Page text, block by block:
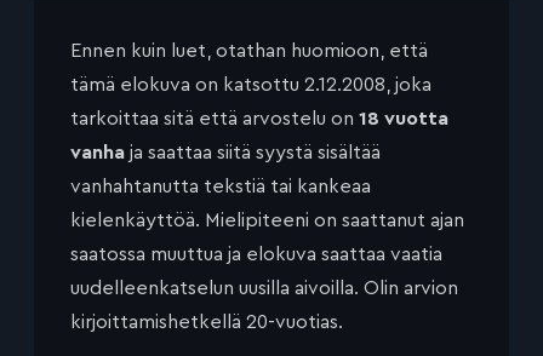
Ennen kuin luet, otathan huomioon, että
tämä elokuva on katsottu 2.12.2008, joka
tarkoittaa sitä että arvostelu on 18 vuotta
vanha ja saattaa siitä syystä sisältää
vanhahtanutta tekstiä tai kankeaa
kielenkäyttöä. Mielipiteeni on saattanut ajan
saatossa muuttua ja elokuva saattaa vaatia
uudelleenkatselun uusilla aivoilla. Olin arvion
kirjoittamishetkellä 20-vuotias.